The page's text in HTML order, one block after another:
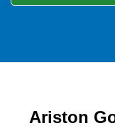
Ariston